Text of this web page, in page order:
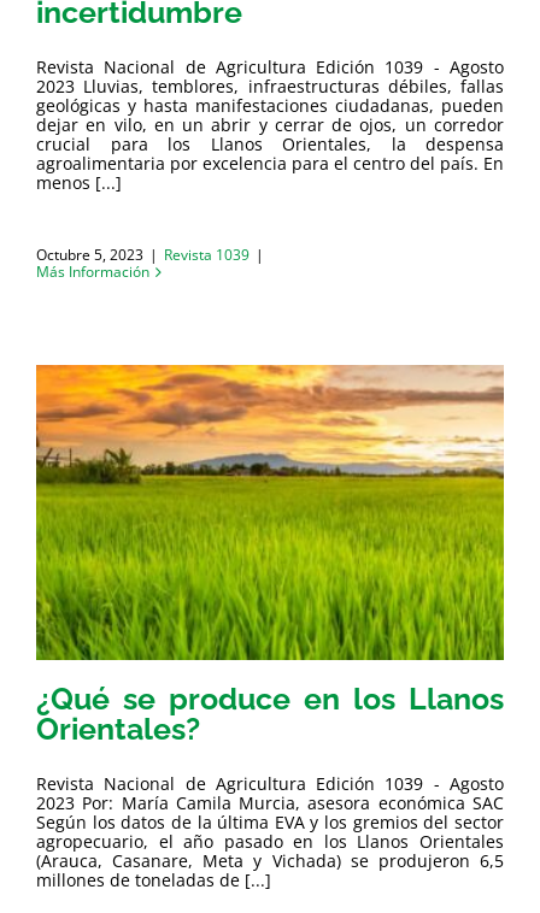
incertidumbre
Revista Nacional de Agricultura Edición 1039 - Agosto
2023 Lluvias, temblores, infraestructuras débiles, fallas
geológicas y hasta manifestaciones ciudadanas, pueden
dejar en vilo, en un abrir y cerrar de ojos, un corredor
crucial para los Llanos Orientales, la despensa
agroalimentaria por excelencia para el centro del país. En
menos [...]
Octubre 5, 2023 | Revista 1039 |
Más Información
¿Qué se produce en los Llanos
Orientales?
Revista Nacional de Agricultura Edición 1039 - Agosto
2023 Por: María Camila Murcia, asesora económica SAC
Según los datos de la última EVA y los gremios del sector
agropecuario, el año pasado en los Llanos Orientales
(Arauca, Casanare, Meta y Vichada) se produjeron 6,5
millones de toneladas de [...]